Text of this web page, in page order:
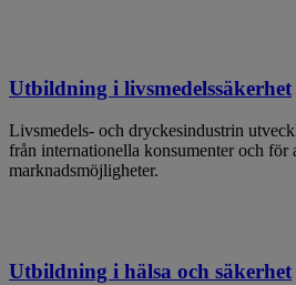
Utbildning i livsmedelssäkerhet
Livsmedels- och dryckesindustrin
från internationella konsumenter och för
marknadsmöjligheter.
Utbildning i hälsa och säkerhet